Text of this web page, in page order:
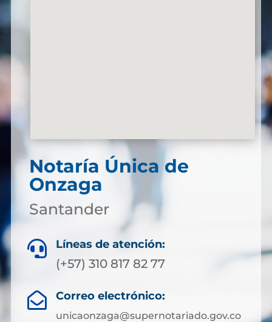
Notaría Única de
Onzaga
Santander
 Líneas de atención:
(+57) 310 817 82 77
 Correo electrónico:
unicaonzaga@supernotariado.gov.co